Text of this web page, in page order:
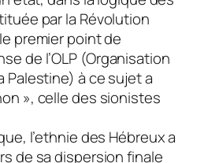
par la Révolution
premier point de
de l’OLP (Organisation
Palestine) à ce sujet a
», celle des sionistes
l’ethnie des Hébreux a
de sa dispersion finale